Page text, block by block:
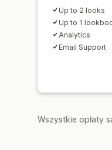
Up to 2 looks
Up to 1
Analytics
Email Support
Wszystkie opłaty